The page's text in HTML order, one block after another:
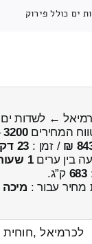
ים כולל פירוק
← לשדות
המחירים3200
/ זמן : 23 דקות 16 שניות
בין ערים1 שעות , 40 דקות
683 ק”ג.
עבור : מיכה
לכרמיאל ,חוחית